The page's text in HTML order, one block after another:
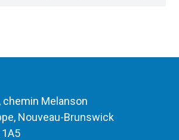
chemin Melanson
Nouveau-Brunswick
1A5